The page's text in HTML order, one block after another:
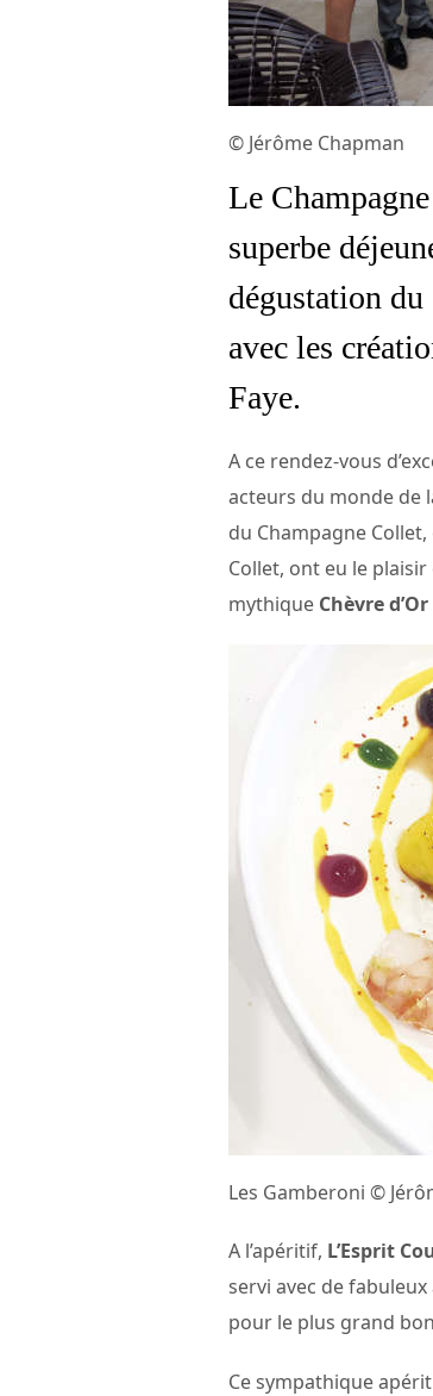
© Jérôme Chapman
Le
superbe
dégustation
avec les
Faye.
A ce rendez-vous
acteurs du monde de
du Champagne Collet,
Collet, ont eu le
mythique Chèvre d’Or
Les Gamberoni ©
A l’apéritif, L’Esprit
servi avec de
pour le plus grand
Ce sympathique